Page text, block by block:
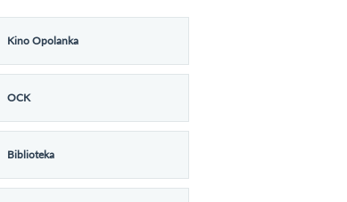
Kino Opolanka
OCK
Biblioteka